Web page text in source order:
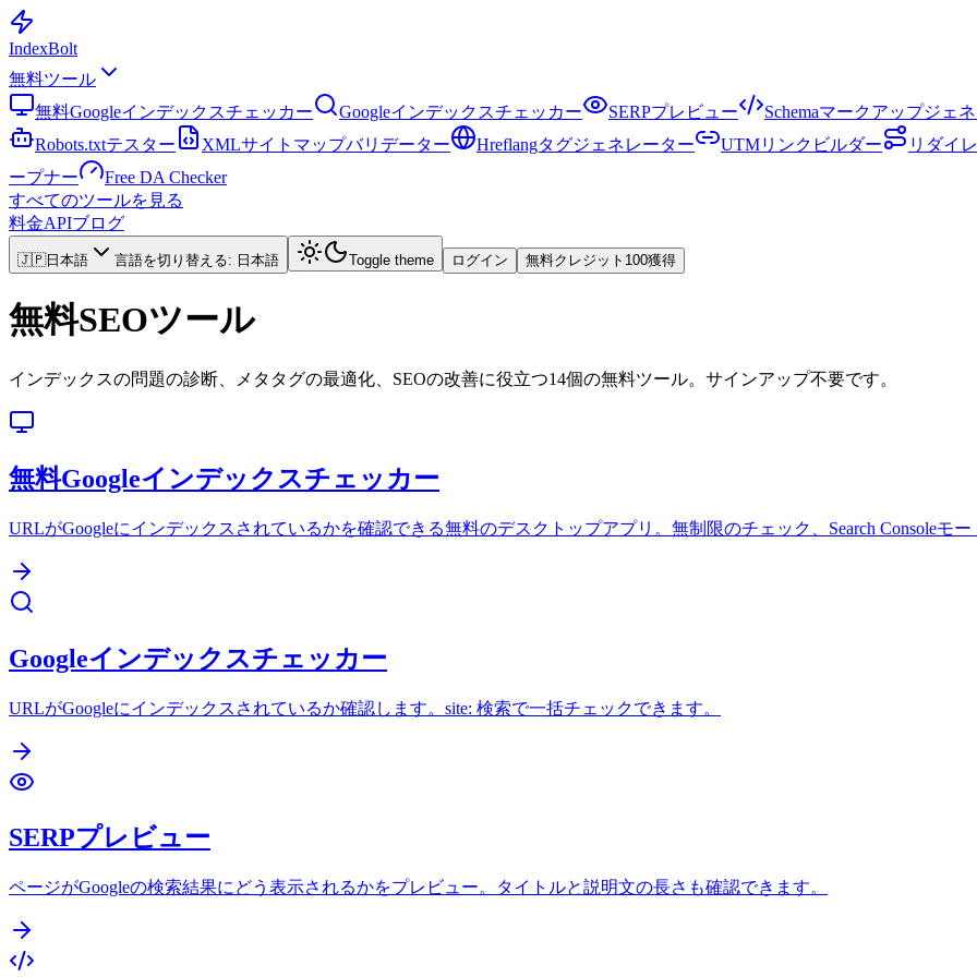
IndexBolt
無料ツール
無料Googleインデックスチェッカー
Googleインデックスチェッカー SERPプレビュー Schemaマークアップジェ
Robots.txtテスター
XMLサイトマップバリデーター Hreflangタグジェネレーター UTMリンクビルダー リダイ
ープナー
Free DA Checker
すべてのツールを見る
料金APIブログ
🇯🇵日本語 言語を切り替える: 日本語 Toggle theme ログイン 無料クレジット100獲得
無料SEOツール
インデックスの問題の診断、メタタグの最適化、SEOの改善に役立つ14個の無料ツール。サインアップ不要です。
無料Googleインデックスチェッカー
URLがGoogleにインデックスされているかを確認できる無料のデスクトップアプリ。無制限のチェック、Search Consoleモー
Googleインデックスチェッカー
URLがGoogleにインデックスされているか確認します。site: 検索で一括チェックできます。
SERPプレビュー
ページがGoogleの検索結果にどう表示されるかをプレビュー。タイトルと説明文の長さも確認できます。